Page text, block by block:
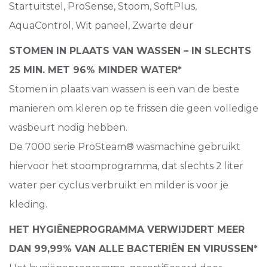
Startuitstel, ProSense, Stoom, SoftPlus,
AquaControl, Wit paneel, Zwarte deur
STOMEN IN PLAATS VAN WASSEN – IN SLECHTS
25 MIN. MET 96% MINDER WATER*
Stomen in plaats van wassen is een van de beste
manieren om kleren op te frissen die geen volledige
wasbeurt nodig hebben.
De 7000 serie ProSteam® wasmachine gebruikt
hiervoor het stoomprogramma, dat slechts 2 liter
water per cyclus verbruikt en milder is voor je
kleding.
HET HYGIËNEPROGRAMMA VERWIJDERT MEER
DAN 99,99% VAN ALLE BACTERIËN EN VIRUSSEN*